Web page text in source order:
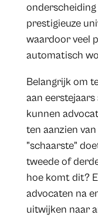
onderscheiding
prestigieuze
waardoor veel
automatisch
Belangrijk om
aan
kunnen
ten aanzien
"schaarste"
tweede of
hoe komt dit?
advocaten na
uitwijken naar